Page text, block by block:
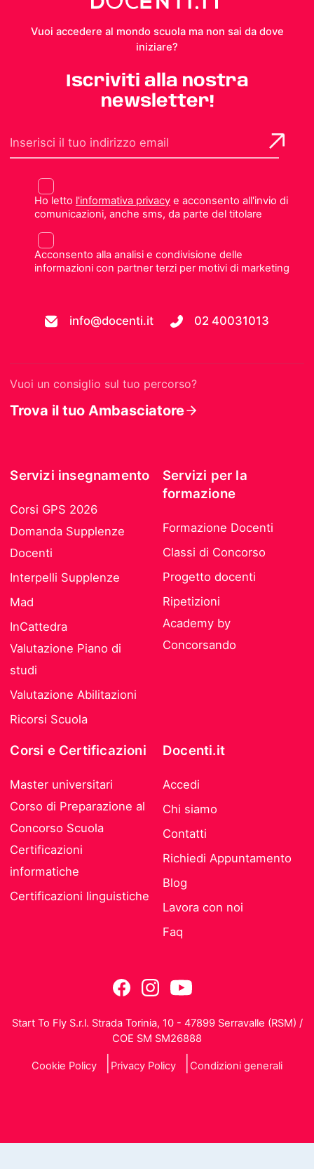
Vuoi accedere al mondo scuola ma non sai da dove
iniziare?
Iscriviti alla nostra
newsletter!
Ho letto l'informativa privacye acconsento all'invio di
comunicazioni, anche sms, da parte del titolare
Acconsento alla analisi e condivisione delle
informazioni con partner terzi per motivi di marketing
info@docenti.it 02 40031013
Vuoi un consiglio sul tuo percorso?
Trova il tuo Ambasciatore
Servizi insegnamento
Corsi GPS 2026
Domanda Supplenze
Docenti
Interpelli Supplenze
Mad
InCattedra
Valutazione Piano di
studi
Valutazione Abilitazioni
Ricorsi Scuola
Servizi per la
formazione
Formazione Docenti
Classi di Concorso
Progetto docenti
Ripetizioni
Academy by
Concorsando
Corsi e Certificazioni
Master universitari
Corso di Preparazione al
Concorso Scuola
Certificazioni
informatiche
Certificazioni linguistiche
Docenti.it
Accedi
Chi siamo
Contatti
Richiedi Appuntamento
Blog
Lavora con noi
Faq
Start To Fly S.r.l. Strada Torinia, 10 - 47899 Serravalle (RSM) /
COE SM SM26888
Cookie Policy Privacy Policy Condizioni generali